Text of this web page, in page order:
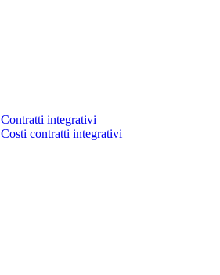
Contratti integrativi
Costi contratti integrativi